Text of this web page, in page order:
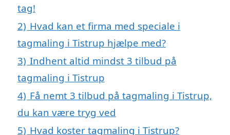
tag!
2) Hvad kan et firma med speciale i
tagmaling i Tistrup hjælpe med?
3) Indhent altid mindst 3 tilbud på
tagmaling i Tistrup
4) Få nemt 3 tilbud på tagmaling i Tistrup,
du kan være tryg ved
5) Hvad koster tagmaling i Tistrup?